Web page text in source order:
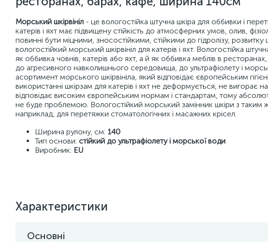
Морський шкірвініл - це вологостійка штучна шкіра для оббивки і
катерів і яхт має підвищену стійкість до атмосферних умов, олив,
повинні бути міцними, зносостійкими, стійкими до гідролізу,
вологостійкий морський шкірвініл для катерів і яхт. Вологостійка
як оббивка човнів, катерів або яхт, а й як оббивка меблів в
до агресивного навколишнього середовища, до ультрафіолету і
асортимент морського шкірвініла, який відповідає європейським
використанні шкірзам для катерів і яхт не деформується, не вигорає
відповідає високим європейським нормам і стандартам, тому
не буде проблемою. Вологостійкий морський замінник шкіри з
наприклад, для перетяжки стоматологічних і масажних крісел.
Ширина рулону, см: 140
Тип основи: стійкий до ультрафіолету і морської води
Виробник: EU
Характеристики
Основні